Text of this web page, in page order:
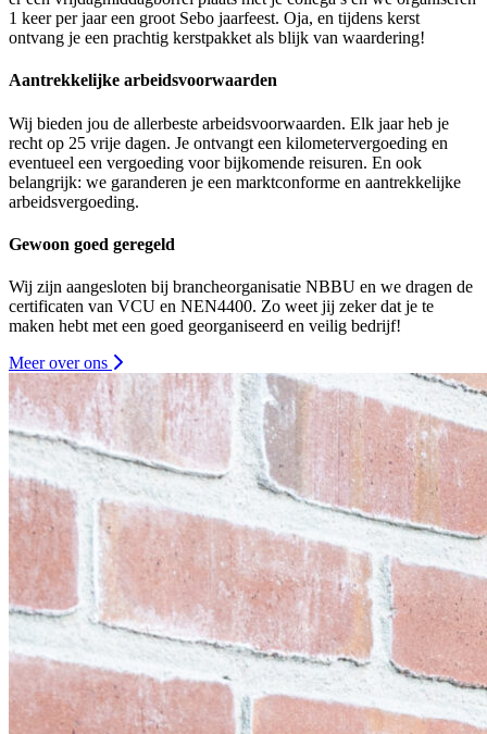
1 keer per jaar een groot Sebo jaarfeest. Oja, en tijdens kerst
ontvang je een prachtig kerstpakket als blijk van waardering!
Aantrekkelijke arbeidsvoorwaarden
Wij bieden jou de allerbeste arbeidsvoorwaarden. Elk jaar heb je
recht op 25 vrije dagen. Je ontvangt een kilometervergoeding en
eventueel een vergoeding voor bijkomende reisuren. En ook
belangrijk: we garanderen je een marktconforme en aantrekkelijke
arbeidsvergoeding.
Gewoon goed geregeld
Wij zijn aangesloten bij brancheorganisatie NBBU en we dragen de
certificaten van VCU en NEN4400. Zo weet jij zeker dat je te
maken hebt met een goed georganiseerd en veilig bedrijf!
Meer over ons